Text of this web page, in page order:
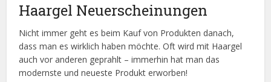
Haargel Neuerscheinungen
Nicht immer geht es beim Kauf von Produkten danach,
dass man es wirklich haben möchte. Oft wird mit Haargel
auch vor anderen geprahlt – immerhin hat man das
modernste und neueste Produkt erworben!